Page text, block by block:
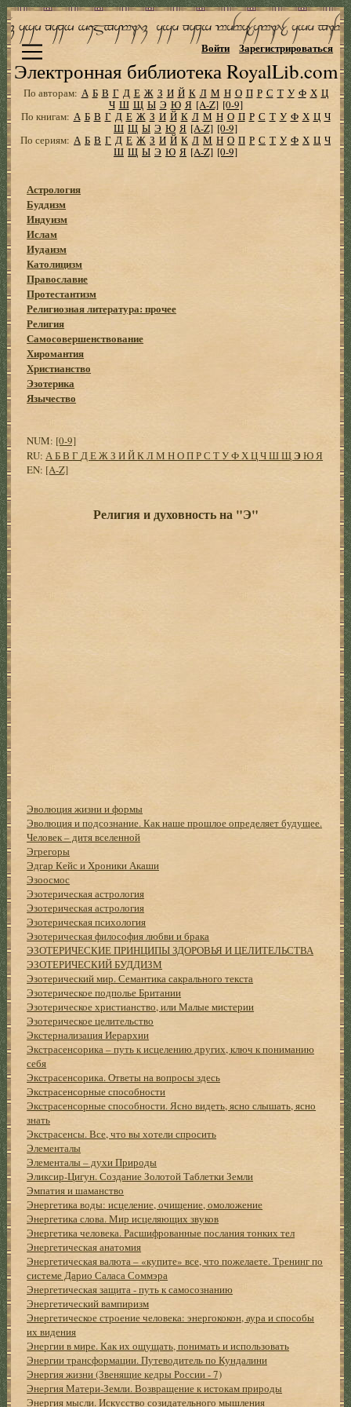
Электронная библиотека RoyalLib.com
Войти Зарегистрироваться
По авторам: А Б В Г Д Е Ж З И Й К Л М Н О П Р С Т У Ф Х Ц
Ч Ш Щ Ы Э Ю Я [A-Z] [0-9]
По книгам: А Б В Г Д Е Ж З И Й К Л М Н О П Р С Т У Ф Х Ц Ч
Ш Щ Ы Э Ю Я [A-Z] [0-9]
По сериям: А Б В Г Д Е Ж З И Й К Л М Н О П Р С Т У Ф Х Ц Ч
Ш Щ Ы Э Ю Я [A-Z] [0-9]
Астрология
Буддизм
Индуизм
Ислам
Иудаизм
Католицизм
Православие
Протестантизм
Религиозная литература: прочее
Религия
Самосовершенствование
Хиромантия
Христианство
Эзотерика
Язычество
NUM: [0-9]
RU:АБВГДЕЖЗИЙКЛМНОПРСТУФХЦЧШЩ ЭЮЯ
EN: [A-Z]
Религия и духовность на "Э"
Эволюция жизни и формы
Эволюция и подсознание. Как наше прошлое определяет будущее.
Человек – дитя вселенной
Эгрегоры
Эдгар Кейс и Хроники Акаши
Эзоосмос
Эзотерическая астрология
Эзотерическая астрология
Эзотерическая психология
Эзотерическая философия любви и брака
ЭЗОТЕРИЧЕСКИЕ ПРИНЦИПЫ ЗДОРОВЬЯ И ЦЕЛИТЕЛЬСТВА
ЭЗОТЕРИЧЕСКИЙ БУДДИЗМ
Эзотерический мир. Семантика сакрального текста
Эзотерическое подполье Британии
Эзотерическое христианство, или Малые мистерии
Эзотерическое целительство
Экстернализация Иерархии
Экстрасенсорика – путь к исцелению других, ключ к пониманию
себя
Экстрасенсорика. Ответы на вопросы здесь
Экстрасенсорные способности
Экстрасенсорные способности. Ясно видеть, ясно слышать, ясно
знать
Экстрасенсы. Все, что вы хотели спросить
Элементалы
Элементалы – духи Природы
Эликсир-Цигун. Создание Золотой Таблетки Земли
Эмпатия и шаманство
Энергетика воды: исцеление, очищение, омоложение
Энергетика слова. Мир исцеляющих звуков
Энергетика человека. Расшифрованные послания тонких тел
Энергетическая анатомия
Энергетическая валюта – «купите» все, что пожелаете. Тренинг по
системе Дарио Саласа Соммэра
Энергетическая защита - путь к самосознанию
Энергетический вампиризм
Энергетическое строение человека: энергококон, аура и способы
их видения
Энергии в мире. Как их ощущать, понимать и использовать
Энергии трансформации. Путеводитель по Кундалини
Энергия жизни (Звенящие кедры России - 7)
Энергия Матери-Земли. Возвращение к истокам природы
Энергия мысли. Искусство созидательного мышления